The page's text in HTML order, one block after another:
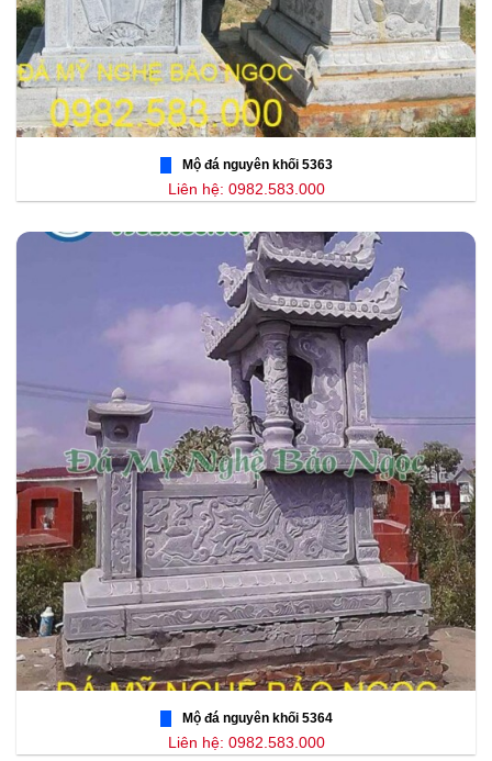
Mộ đá nguyên khối 5363
Liên hệ: 0982.583.000
Mộ đá nguyên khối 5364
Liên hệ: 0982.583.000